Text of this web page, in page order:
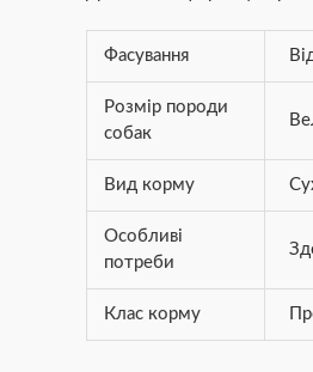
Фасування
Розмір породи
собак
Вид корму
Особливі
потреби
Клас корму